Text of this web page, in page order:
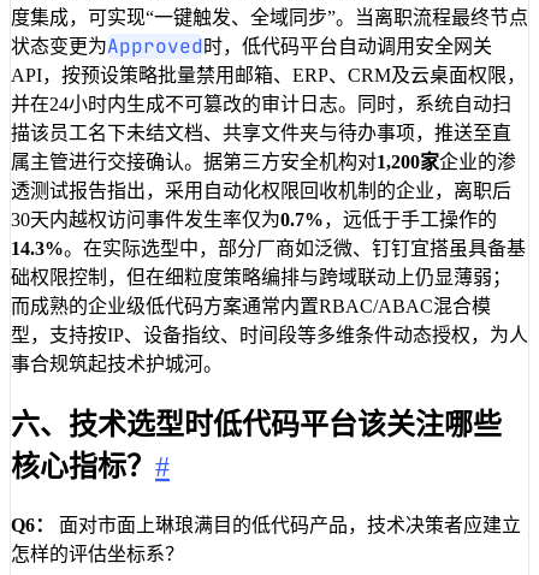
度集成，可实现“一键触发、全域同步”。当离职流程最终节点
状态变更为Approved 时，低代码平台自动调用安全网关
API，按预设策略批量禁用邮箱、ERP、CRM及云桌面权限，
并在24小时内生成不可篡改的审计日志。同时，系统自动扫
描该员工名下未结文档、共享文件夹与待办事项，推送至直
属主管进行交接确认。据第三方安全机构对1,200家企业的渗
透测试报告指出，采用自动化权限回收机制的企业，离职后
30天内越权访问事件发生率仅为0.7%，远低于手工操作的
14.3%。在实际选型中，部分厂商如泛微、钉钉宜搭虽具备基
础权限控制，但在细粒度策略编排与跨域联动上仍显薄弱；
而成熟的企业级低代码方案通常内置RBAC/ABAC混合模
型，支持按IP、设备指纹、时间段等多维条件动态授权，为人
事合规筑起技术护城河。
六、技术选型时低代码平台该关注哪些
核心指标？ #
Q6：
面对市面上琳琅满目的低代码产品，技术决策者应建立
怎样的评估坐标系？